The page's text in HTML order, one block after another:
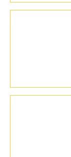
是透過
務，